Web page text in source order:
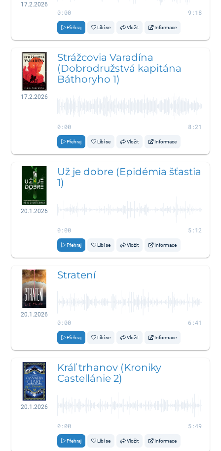
17.2.2026
0:00 9:18
Přehraj Líbí se Vložit Informace
17.2.2026
Strážcovia Varadína
(Dobrodružstvá kapitána
Báthoryho 1)
0:00 8:21
Přehraj Líbí se Vložit Informace
20.1.2026
Už je dobre (Epidémia šťastia
1)
0:00 5:12
Přehraj Líbí se Vložit Informace
20.1.2026
Stratení
0:00 6:41
Přehraj Líbí se Vložit Informace
20.1.2026
Kráľ trhanov (Kroniky
Castellánie 2)
0:00 5:49
Přehraj Líbí se Vložit Informace